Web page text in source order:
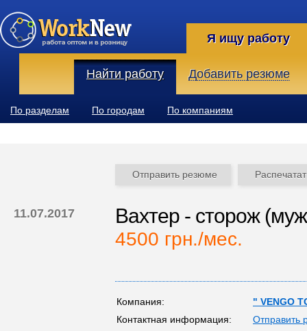
Я ищу работу
Найти работу Добавить резюме
По разделам По городам По компаниям
Отправить резюме
11.07.2017 Вахтер - сторож
4500 грн./мес.
Компания:
" VENGO
Контактная информация:
Отправить